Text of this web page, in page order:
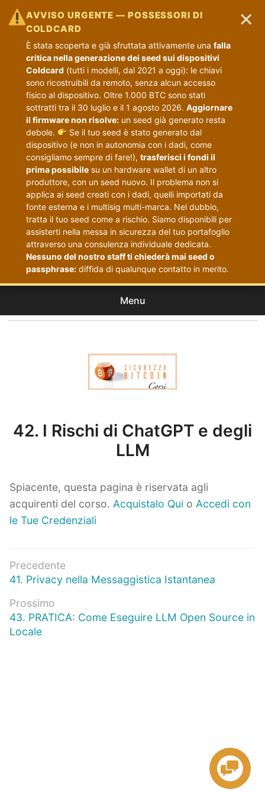
AVVISO URGENTE — POSSESSORI DI
COLDCARD
È stata scoperta e già sfruttata attivamente una falla
critica nella generazione dei seed sui dispositivi
Coldcard (tutti i modelli, dal 2021 a oggi): le chiavi
sono ricostruibili da remoto, senza alcun accesso
fisico al dispositivo. Oltre 1.000 BTC sono stati
sottratti tra il 30 luglio e il 1 agosto 2026. Aggiornare
il firmware non risolve:un seed già generato resta
debole.
Se il tuo seed è stato generato dal
dispositivo (e non in autonomia con i dadi, come
consigliamo sempre di fare!), trasferisci i fondi il
prima possibilesu un hardware wallet di un altro
produttore, con un seed nuovo. Il problema non si
applica ai seed creati con i dadi, quelli importati da
fonte esterna e i multisig multi-marca. Nel dubbio,
tratta il tuo seed come a rischio. Siamo disponibili per
assisterti nella messa in sicurezza del tuo portafoglio
attraverso una consulenza individuale dedicata.
Nessuno del nostro staff ti chiederà mai seed o
passphrase:diffida di qualunque contatto in merito.
×
Menu
42. I Rischi di ChatGPT e degli
LLM
Spiacente, questa pagina è riservata agli
acquirenti del corso. Acquistalo Qui o Accedi con
le Tue Credenziali
Navigazione
articoli
Precedente
Articolo
41. Privacy nella Messaggistica Istantanea
Prossimo
Prossimo
articolo:
43. PRATICA: Come Eseguire LLM Open Source in
Locale